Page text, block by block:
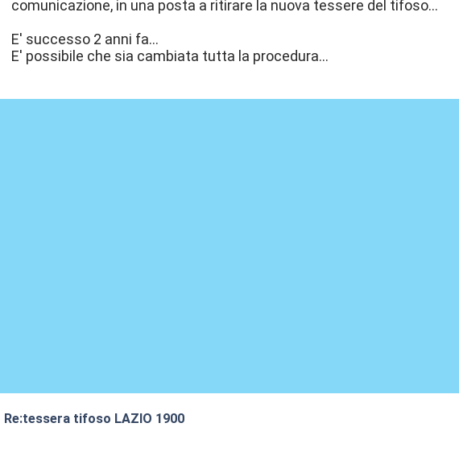
comunicazione, in una posta a ritirare la nuova tessere del tifoso...
E' successo 2 anni fa...
E' possibile che sia cambiata tutta la procedura...
Re:tessera tifoso LAZIO 1900